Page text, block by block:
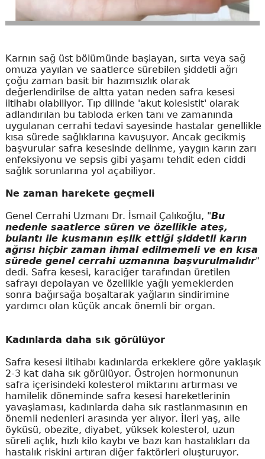
Karnın sağ üst bölümünde başlayan, sırta veya sağ
omuza yayılan ve saatlerce sürebilen şiddetli ağrı
çoğu zaman basit bir hazımsızlık olarak
değerlendirilse de altta yatan neden safra kesesi
iltihabı olabiliyor. Tıp dilinde 'akut kolesistit' olarak
adlandırılan bu tabloda erken tanı ve zamanında
uygulanan cerrahi tedavi sayesinde hastalar genellikle
kısa sürede sağlıklarına kavuşuyor. Ancak gecikmiş
başvurular safra kesesinde delinme, yaygın karın zarı
enfeksiyonu ve sepsis gibi yaşamı tehdit eden ciddi
sağlık sorunlarına yol açabiliyor.
Ne zaman harekete geçmeli
Genel Cerrahi Uzmanı Dr. İsmail Çalıkoğlu, "Bu
nedenle saatlerce süren ve özellikle ateş,
bulantı ile kusmanın eşlik ettiği şiddetli karın
ağrısı hiçbir zaman ihmal edilmemeli ve en kısa
sürede genel cerrahi uzmanına başvurulmalıdır"
dedi. Safra kesesi, karaciğer tarafından üretilen
safrayı depolayan ve özellikle yağlı yemeklerden
sonra bağırsağa boşaltarak yağların sindirimine
yardımcı olan küçük ancak önemli bir organ.
Kadınlarda daha sık görülüyor
Safra kesesi iltihabı kadınlarda erkeklere göre yaklaşık
2-3 kat daha sık görülüyor. Östrojen hormonunun
safra içerisindeki kolesterol miktarını artırması ve
hamilelik döneminde safra kesesi hareketlerinin
yavaşlaması, kadınlarda daha sık rastlanmasının en
önemli nedenleri arasında yer alıyor. İleri yaş, aile
öyküsü, obezite, diyabet, yüksek kolesterol, uzun
süreli açlık, hızlı kilo kaybı ve bazı kan hastalıkları da
hastalık riskini artıran diğer faktörleri oluşturuyor.